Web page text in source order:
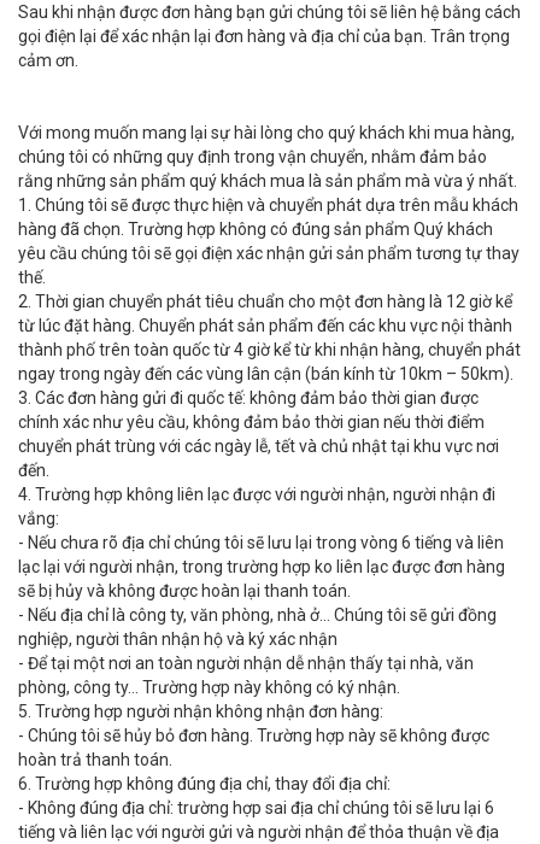
Sau khi nhận được đơn hàng bạn gửi chúng tôi sẽ liên hệ bằng cách
gọi điện lại để xác nhận lại đơn hàng và địa chỉ của bạn. Trân trọng
cảm ơn.
Với mong muốn mang lại sự hài lòng cho quý khách khi mua hàng,
chúng tôi có những quy định trong vận chuyển, nhằm đảm bảo
rằng những sản phẩm quý khách mua là sản phẩm mà vừa ý nhất.
1. Chúng tôi sẽ được thực hiện và chuyển phát dựa trên mẫu khách
hàng đã chọn. Trường hợp không có đúng sản phẩm Quý khách
yêu cầu chúng tôi sẽ gọi điện xác nhận gửi sản phẩm tương tự thay
thế.
2. Thời gian chuyển phát tiêu chuẩn cho một đơn hàng là 12 giờ kể
từ lúc đặt hàng. Chuyển phát sản phẩm đến các khu vực nội thành
thành phố trên toàn quốc từ 4 giờ kể từ khi nhận hàng, chuyển phát
ngay trong ngày đến các vùng lân cận (bán kính từ 10km – 50km).
3. Các đơn hàng gửi đi quốc tế: không đảm bảo thời gian được
chính xác như yêu cầu, không đảm bảo thời gian nếu thời điểm
chuyển phát trùng với các ngày lễ, tết và chủ nhật tại khu vực nơi
đến.
4. Trường hợp không liên lạc được với người nhận, người nhận đi
vắng:
- Nếu chưa rõ địa chỉ chúng tôi sẽ lưu lại trong vòng 6 tiếng và liên
lạc lại với người nhận, trong trường hợp ko liên lạc được đơn hàng
sẽ bị hủy và không được hoàn lại thanh toán.
- Nếu địa chỉ là công ty, văn phòng, nhà ở… Chúng tôi sẽ gửi đồng
nghiệp, người thân nhận hộ và ký xác nhận
- Để tại một nơi an toàn người nhận dễ nhận thấy tại nhà, văn
phòng, công ty… Trường hợp này không có ký nhận.
5. Trường hợp người nhận không nhận đơn hàng:
- Chúng tôi sẽ hủy bỏ đơn hàng. Trường hợp này sẽ không được
hoàn trả thanh toán.
6. Trường hợp không đúng địa chỉ, thay đổi địa chỉ:
- Không đúng địa chỉ: trường hợp sai địa chỉ chúng tôi sẽ lưu lại 6
tiếng và liên lạc với người gửi và người nhận để thỏa thuận về địa